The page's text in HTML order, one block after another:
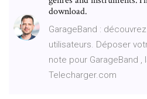
download.
GarageBand :
utilisateurs. Déposer
note pour GarageBand
Telecharger.com